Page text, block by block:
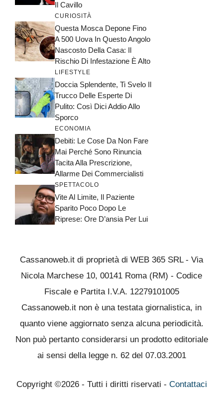
Il Cavillo
CURIOSITÀ
Questa Mosca Depone Fino
A 500 Uova In Questo Angolo
Nascosto Della Casa: Il
Rischio Di Infestazione È Alto
LIFESTYLE
Doccia Splendente, Ti Svelo Il
Trucco Delle Esperte Di
Pulito: Così Dici Addio Allo
Sporco
ECONOMIA
Debiti: Le Cose Da Non Fare
Mai Perché Sono Rinuncia
Tacita Alla Prescrizione,
Allarme Dei Commercialisti
SPETTACOLO
Vite Al Limite, Il Paziente
Sparito Poco Dopo Le
Riprese: Ore D’ansia Per Lui
Cassanoweb.it di proprietà di WEB 365 SRL - Via
Nicola Marchese 10, 00141 Roma (RM) - Codice
Fiscale e Partita I.V.A. 12279101005
Cassanoweb.it non è una testata giornalistica, in
quanto viene aggiornato senza alcuna periodicità.
Non può pertanto considerarsi un prodotto editoriale
ai sensi della legge n. 62 del 07.03.2001
Copyright ©2026 - Tutti i diritti riservati - Contattaci